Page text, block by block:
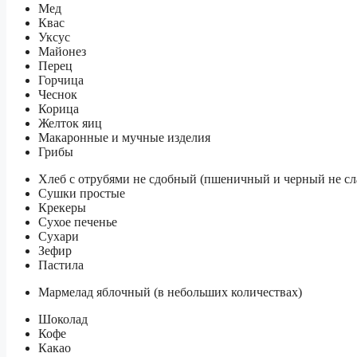
Мед
Квас
Уксус
Майонез
Перец
Горчица
Чеснок
Корица
Желток яиц
Макаронные и мучные изделия
Грибы
Хлеб с отрубями не сдобный (пшеничный и черный не
Сушки простые
Крекеры
Сухое печенье
Сухари
Зефир
Пастила
Мармелад яблочный (в небольших количествах)
Шоколад
Кофе
Какао